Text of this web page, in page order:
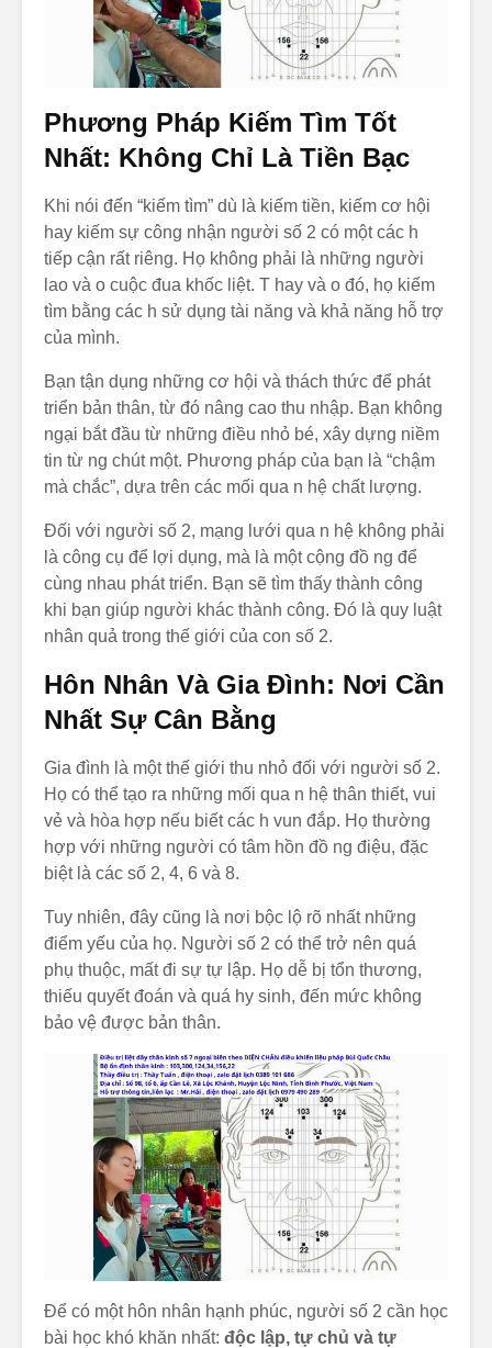
Phương Pháp Kiếm Tìm Tốt
Nhất: Không Chỉ Là Tiền Bạc
Khi nói đến “kiếm tìm” dù là kiếm tiền, kiếm cơ hội
hay kiếm sự công nhận người số 2 có một các h
tiếp cận rất riêng. Họ không phải là những người
lao và o cuộc đua khốc liệt. T hay và o đó, họ kiếm
tìm bằng các h sử dụng tài năng và khả năng hỗ trợ
của mình.
Bạn tận dụng những cơ hội và thách thức để phát
triển bản thân, từ đó nâng cao thu nhập. Bạn không
ngại bắt đầu từ những điều nhỏ bé, xây dựng niềm
tin từ ng chút một. Phương pháp của bạn là “chậm
mà chắc”, dựa trên các mối qua n hệ chất lượng.
Đối với người số 2, mạng lưới qua n hệ không phải
là công cụ để lợi dụng, mà là một cộng đồ ng để
cùng nhau phát triển. Bạn sẽ tìm thấy thành công
khi bạn giúp người khác thành công. Đó là quy luật
nhân quả trong thế giới của con số 2.
Hôn Nhân Và Gia Đình: Nơi Cần
Nhất Sự Cân Bằng
Gia đình là một thế giới thu nhỏ đối với người số 2.
Họ có thể tạo ra những mối qua n hệ thân thiết, vui
vẻ và hòa hợp nếu biết các h vun đắp. Họ thường
hợp với những người có tâm hồn đồ ng điệu, đặc
biệt là các số 2, 4, 6 và 8.
Tuy nhiên, đây cũng là nơi bộc lộ rõ nhất những
điểm yếu của họ. Người số 2 có thể trở nên quá
phụ thuộc, mất đi sự tự lập. Họ dễ bị tổn thương,
thiếu quyết đoán và quá hy sinh, đến mức không
bảo vệ được bản thân.
Để có một hôn nhân hạnh phúc, người số 2 cần học
bài học khó khăn nhất: độc lập, tự chủ và tự